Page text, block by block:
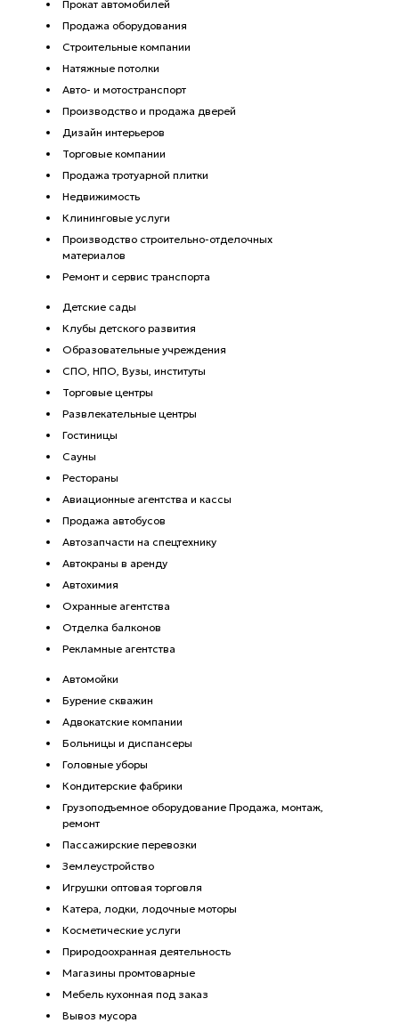
Прокат автомобилей
Продажа оборудования
Строительные компании
Натяжные потолки
Авто- и мотостранспорт
Производство и продажа дверей
Дизайн интерьеров
Торговые компании
Продажа тротуарной плитки
Недвижимость
Клининговые услуги
Производство строительно-отделочных
материалов
Ремонт и сервис транспорта
Детские сады
Клубы детского развития
Образовательные учреждения
СПО, НПО, Вузы, институты
Торговые центры
Развлекательные центры
Гостиницы
Сауны
Рестораны
Авиационные агентства и кассы
Продажа автобусов
Автозапчасти на спецтехнику
Автокраны в аренду
Автохимия
Охранные агентства
Отделка балконов
Рекламные агентства
Автомойки
Бурение скважин
Адвокатские компании
Больницы и диспансеры
Головные уборы
Кондитерские фабрики
Грузоподъемное оборудование Продажа, монтаж,
ремонт
Пассажирские перевозки
Землеустройство
Игрушки оптовая торговля
Катера, лодки, лодочные моторы
Косметические услуги
Природоохранная деятельность
Магазины промтоварные
Мебель кухонная под заказ
Вывоз мусора